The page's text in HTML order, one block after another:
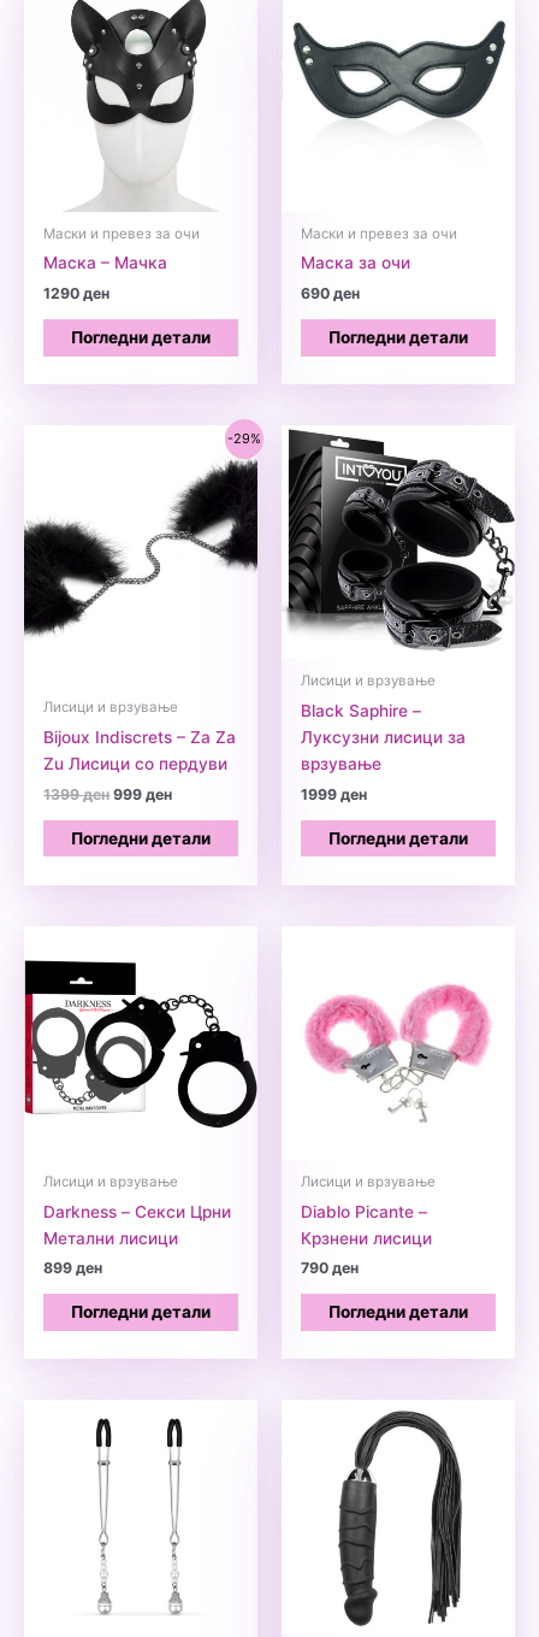
Маски и превез за очи
Маска – Мачка
1290ден
Погледни детали
Маски и превез за очи
Маска за очи
690ден
Погледни детали
-29%
Лисици и врзување
Bijoux Indiscrets – Za Za
Zu Лисици со пердуви
1399денOriginal
was:
1399 ден.
999денCurrent
is:
Погледни детали
Лисици и врзување
Black Saphire –
Луксузни лисици за
врзување
1999ден
Погледни детали
Лисици и врзување
Darkness – Секси Црни
Метални лисици
899ден
Погледни детали
Лисици и врзување
Diablo Picante –
Крзнени лисици
790ден
Погледни детали